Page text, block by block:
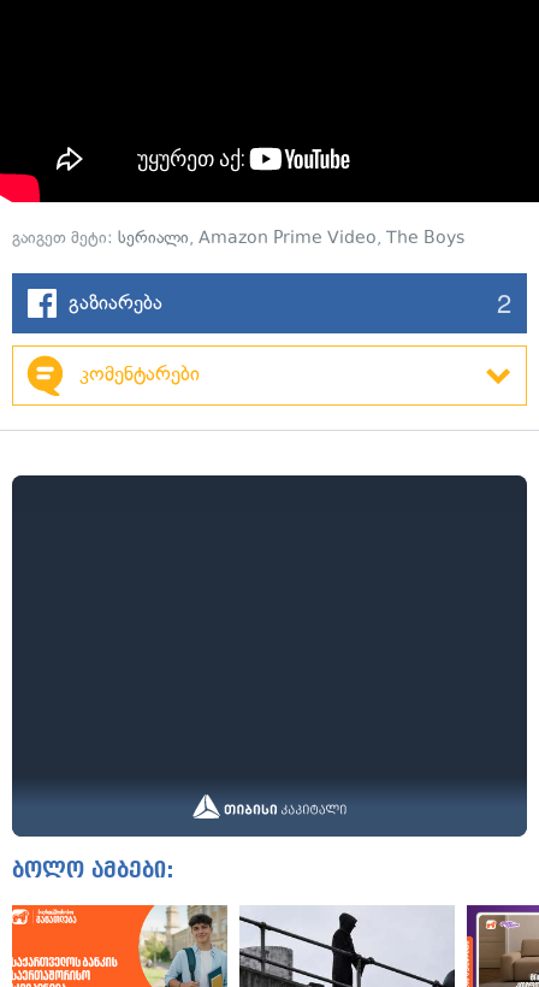
გაიგეთ მეტი: სერიალი, Amazon Prime Video, The Boys
გაზიარება 2
კომენტარები
ბოლო ამბები: